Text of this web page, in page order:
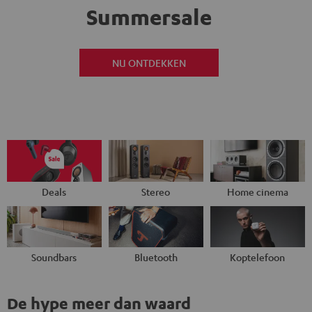
Summersale
NU ONTDEKKEN
Deals Stereo Home cinema
Soundbars Bluetooth Koptelefoon
De hype meer dan waard